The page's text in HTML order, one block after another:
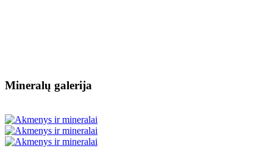
Mineralų galerija